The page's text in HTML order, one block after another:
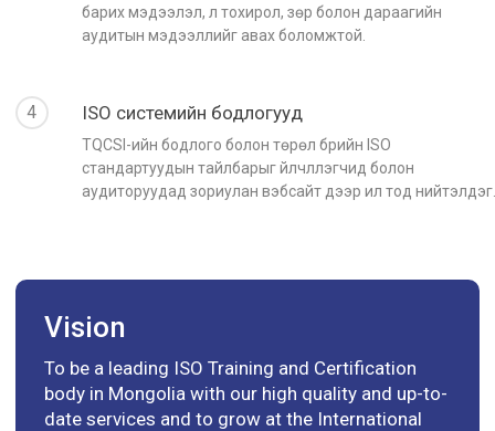
барих мэдээлэл, үл тохирол, зөрүү болон дараагийн
аудитын мэдээллийг авах боломжтой.
4 ISO системийн бодлогууд
TQCSI-ийн бодлого болон төрөл бүрийн ISO
стандартуудын тайлбарыг үйлчлүүлэгчид болон
аудиторуудад зориулан вэбсайт дээр ил тод нийтэлдэг.
Vision
To be a leading ISO Training and Certification
body in Mongolia with our high quality and up-to-
date services and to grow at the International